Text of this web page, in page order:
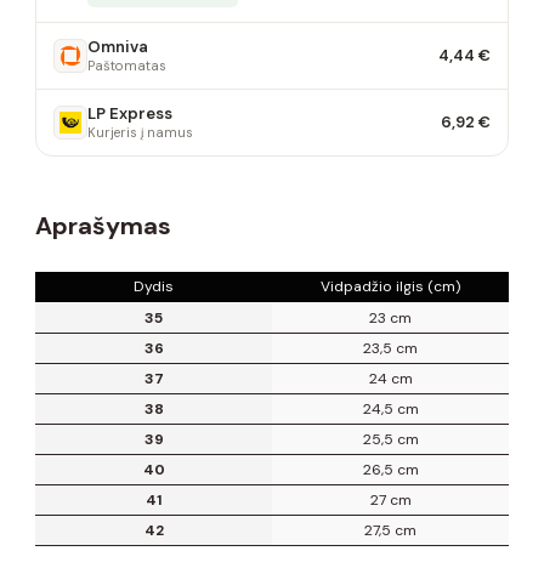
Omniva
Paštomatas 4,44 €
LP Express
Kurjeris į namus 6,92 €
Aprašymas
Dydis
Vidpadžio ilgis (cm)
35
23 cm
36
23,5 cm
37
24 cm
38
24,5 cm
39
25,5 cm
40
26,5 cm
41
27 cm
42
27,5 cm